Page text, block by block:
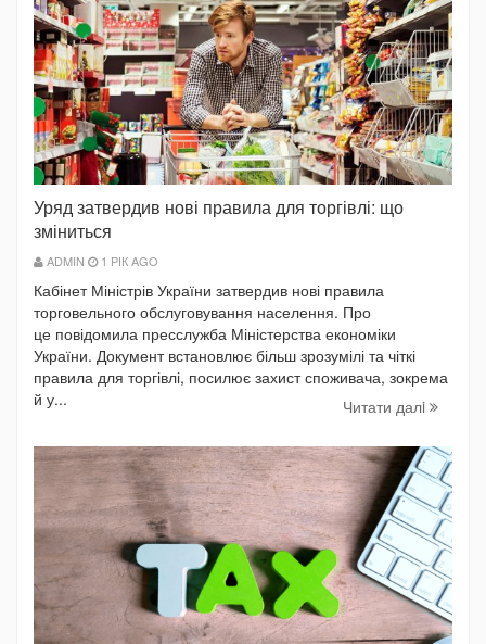
Уряд затвердив нові правила для торгівлі: що
зміниться
ADMIN 1 РІК AGO
Кабінет Міністрів України затвердив нові правила
торговельного обслуговування населення. Про
це повідомила пресслужба Міністерства економіки
України. Документ встановлює більш зрозумілі та чіткі
правила для торгівлі, посилює захист споживача, зокрема
й у...
Читати далi